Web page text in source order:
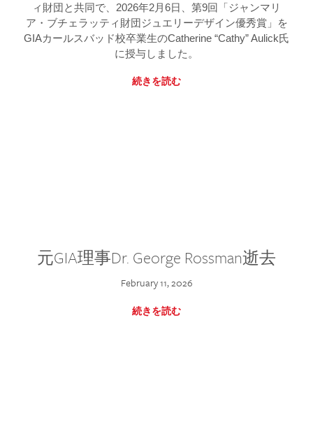
ィ財団と共同で、2026年2月6日、第9回「ジャンマリ
ア・ブチェラッティ財団ジュエリーデザイン優秀賞」を
GIAカールスバッド校卒業生のCatherine “Cathy” Aulick氏
に授与しました。
続きを読む
元GIA理事Dr. George Rossman逝去
February 11, 2026
続きを読む